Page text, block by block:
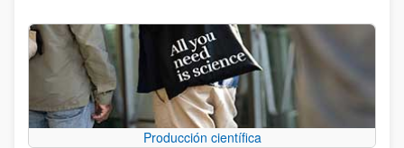
Producción científica